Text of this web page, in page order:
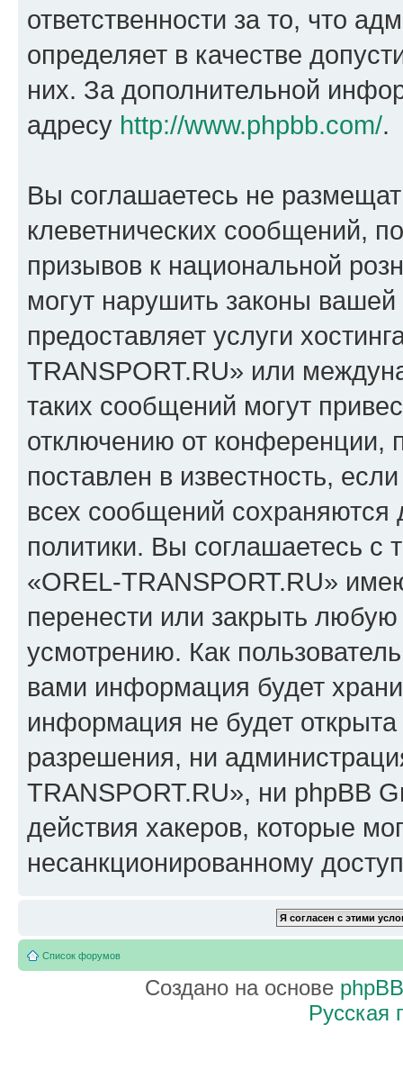
ответственности за то, что
определяет в качестве
них. За дополнительной
адресу http://www.phpbb.com/.
Вы соглашаетесь не
клеветнических сообщений,
призывов к национальной
могут нарушить законы
предоставляет услуги
TRANSPORT.RU» или
таких сообщений могут
отключению от конференции,
поставлен в известность,
всех сообщений сохраняются
политики. Вы соглашаетесь
«OREL-TRANSPORT.RU»
перенести или закрыть
усмотрению. Как
вами информация будет
информация не будет
разрешения, ни
TRANSPORT.RU», ни phpBB
действия хакеров, которые
несанкционированному
Список форумов
Создано на основе phpBB
Русская